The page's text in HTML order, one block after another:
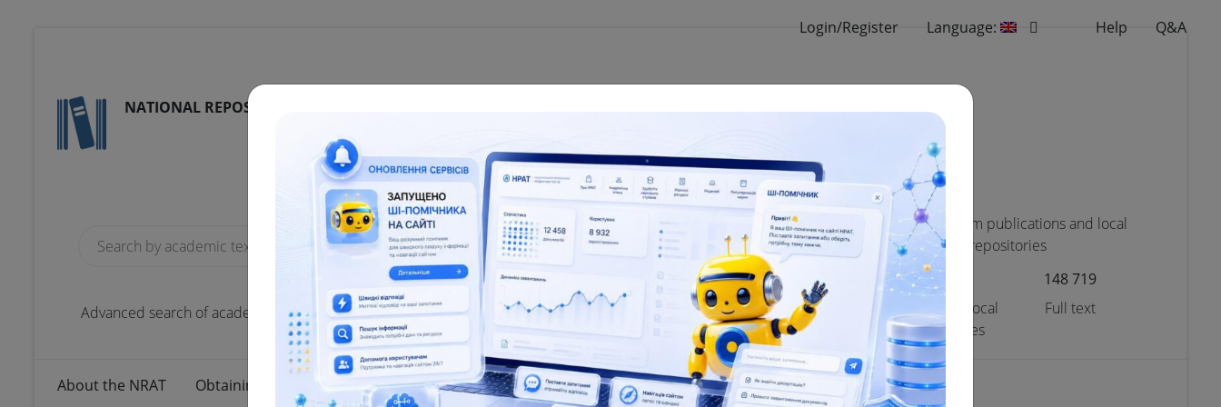
Login/Register Language: Help Q&A
NATIONAL REPOSITORY OF ACADEMIC TEXTS
Advanced search of academic text
The NRAT database:
Reports in the field of scientific and
scientific and technical activities
186 155
Total number
138 083
Full text
Dissertations for obtaining scientific
degrees and abstracts
181 945
Total number
173 174
Full text
Materials from publications and local
repositories
Number of local
repositories
148 719
Full text
About the NRAT Obtaining a scientific degree Useful resources Reviews Popularization of science Scientific data